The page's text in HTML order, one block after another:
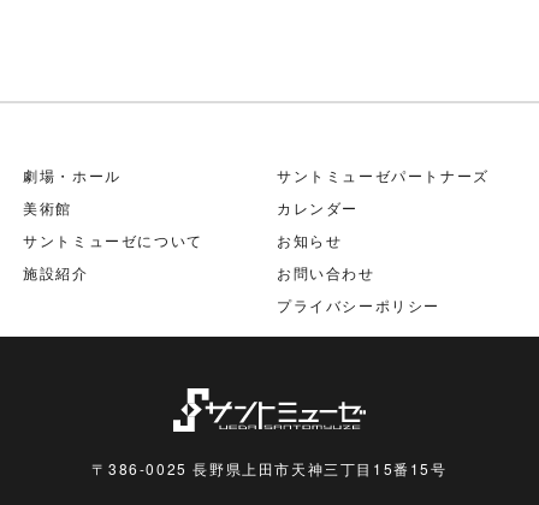
劇場・ホール
美術館
サントミューゼについて
施設紹介
サントミューゼパートナーズ
カレンダー
お知らせ
お問い合わせ
プライバシーポリシー
〒386-0025 長野県上田市天神三丁目15番15号